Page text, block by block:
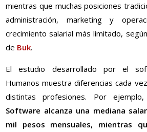
mientras que muchas posiciones
administración, marketing y
crecimiento salarial más limitado,
de Buk.
El estudio desarrollado por el
Humanos muestra diferencias cada
distintas profesiones. Por ejemplo,
Software alcanza una mediana
mil pesos mensuales, mientras